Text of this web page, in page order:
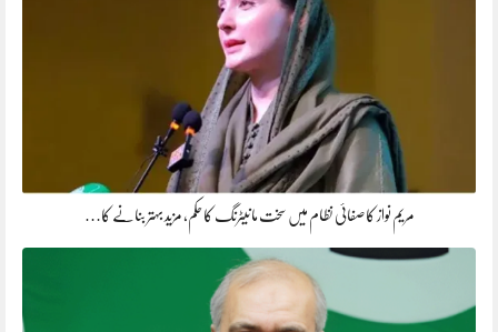
مریم نواز کا صفائی نظام میں سخت مانیٹرنگ کا حکم، مزید بہتر بنانے کا…